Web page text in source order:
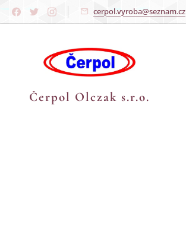
cerpol.vyroba@seznam.cz
Čerpol Olczak s.r.o.